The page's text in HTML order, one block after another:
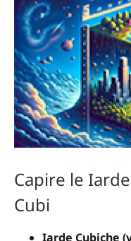
Capire le
Cubi
Iarde Cubiche